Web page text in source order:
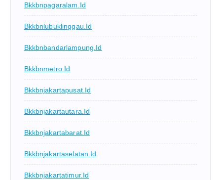
Bkkbnpagaralam.id
Bkkbnlubuklinggau.id
Bkkbnbandarlampung.id
Bkkbnmetro.id
Bkkbnjakartapusat.id
Bkkbnjakartautara.id
Bkkbnjakartabarat.id
Bkkbnjakartaselatan.id
Bkkbnjakartatimur.id